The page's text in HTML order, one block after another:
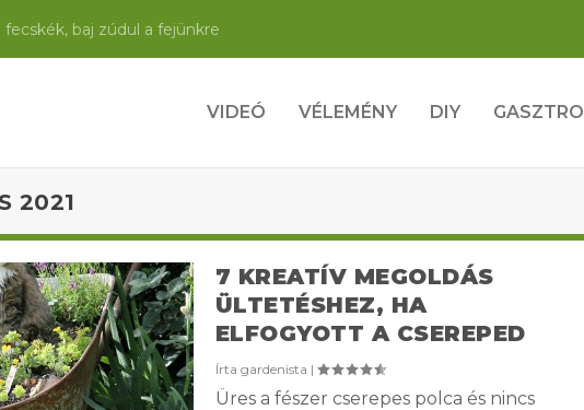
fecskék, baj zúdul a fejünkre
VIDEÓ VÉLEMÉNY DIY GASZTRO
2021
7 KREATÍV MEGOLDÁS
ÜLTETÉSHEZ, HA
ELFOGYOTT A CSEREPED
Írta gardenista |
Üres a fészer cserepes polca és nincs